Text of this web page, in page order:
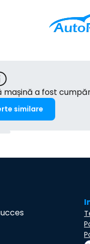
mașină a fost
similare